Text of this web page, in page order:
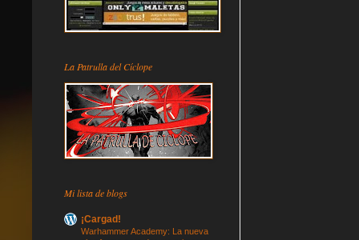
La Patrulla del Cíclope
Mi lista de blogs
¡Cargad!
Warhammer Academy: La nueva